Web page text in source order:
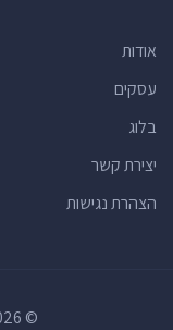
אודות
עסקים
בלוג
יצירת קשר
הצהרת נגישות
© 2026 ווביקה. כל הזכויות שמורות